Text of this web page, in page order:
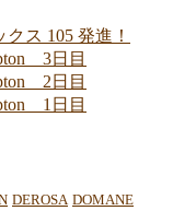
ス 105 発進！
3日目
2日目
1日目
DEROSA DOMANE